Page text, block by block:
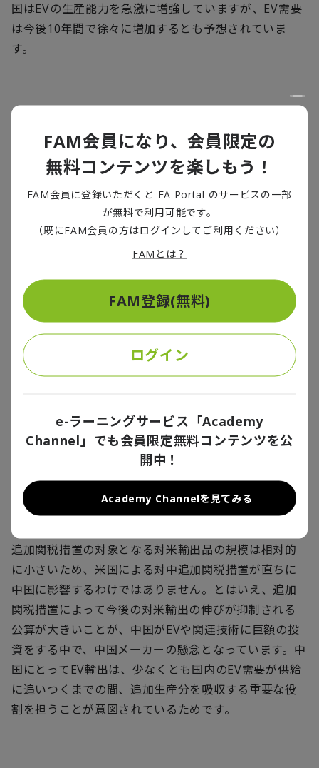
国はEVの生産能力を急激に増強していますが、EV需要
は今後10年間で徐々に増加するとも予想されていま
す。
追加関税措置が米国内で引き起こす
問題と中国におけるEV輸出の役割
関税引き上げの問題は、輸入品に加え、競争に直面し
ない国内生産品についても、米国の消費者が支払う価
格が高くなる可能性が高いことです。これは、消費者の
購買力の実質的低下のみならず、EVの総需要の減少を
意味しています。これは、クリーンエネルギーへの移行
を遅らせるものであり、IRAの趣旨に反しています。
その間、中国が何も手を打たないわけではありませ
ん。中国外務省の報道官は、「我々は、米国がWTOル
ールに従い、（トランプ前大統領が2018年と2019年に
な関税を課さないよう求める」と述べ、さらに、「我
が国は自国の権利と利益を守るために必要なあらゆる
措置をとる」と続けました。しかし、中国の対応は、
か、そして、米国の行動がどの程度広範囲に及ぶかに
かかっています。
追加関税措置の対象となる対米輸出品の規模は相対的
に小さいため、米国による対中追加関税措置が直ちに
中国に影響するわけではありません。とはいえ、追加
関税措置によって今後の対米輸出の伸びが抑制される
公算が大きいことが、中国がEVや関連技術に巨額の投
資をする中で、中国メーカーの懸念となっています。中
国にとってEV輸出は、少なくとも国内のEV需要が供給
に追いつくまでの間、追加生産分を吸収する重要な役
割を担うことが意図されているためです。
FAM会員になり、会員限定の
無料コンテンツを楽しもう！
FAM会員に登録いただくと FA Portal のサービスの一部
が無料で利用可能です。
（既にFAM会員の方はログインしてご利用ください）
FAMとは？
FAM登録(無料)
ログイン
e-ラーニングサービス「Academy
Channel」でも会員限定無料コンテンツを公
開中！
Academy Channelを見てみる